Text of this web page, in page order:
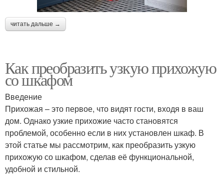
читать дальше →
Как преобразить узкую прихожую
со шкафом
Введение
Прихожая – это первое, что видят гости, входя в ваш
дом. Однако узкие прихожие часто становятся
проблемой, особенно если в них установлен шкаф. В
этой статье мы рассмотрим, как преобразить узкую
прихожую со шкафом, сделав её функциональной,
удобной и стильной.